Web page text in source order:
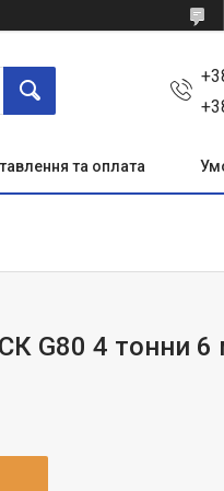
та оплата
G80 4 тонни 6